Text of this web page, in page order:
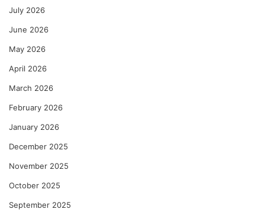
July 2026
June 2026
May 2026
April 2026
March 2026
February 2026
January 2026
December 2025
November 2025
October 2025
September 2025